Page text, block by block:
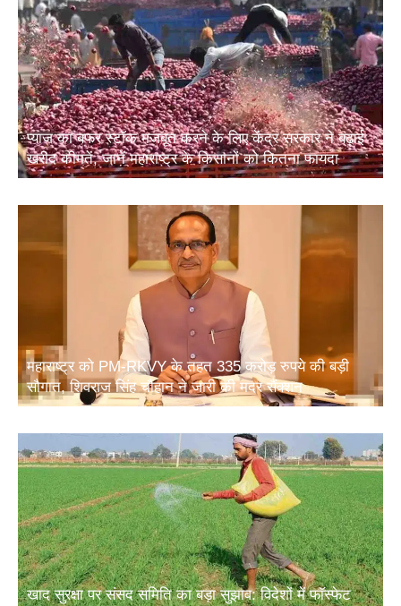
प्याज का बफर स्टॉक मजबूत करने के लिए केंद्र सरकार ने बढ़ाई
खरीद कीमतें, जानें महाराष्ट्र के किसानों को कितना फायदा
महाराष्ट्र को PM-RKVY के तहत 335 करोड़ रुपये की बड़ी
सौगात, शिवराज सिंह चौहान ने जारी की मदर सैंक्शन
खाद सुरक्षा पर संसद समिति का बड़ा सुझाव: विदेशों में फॉस्फेट